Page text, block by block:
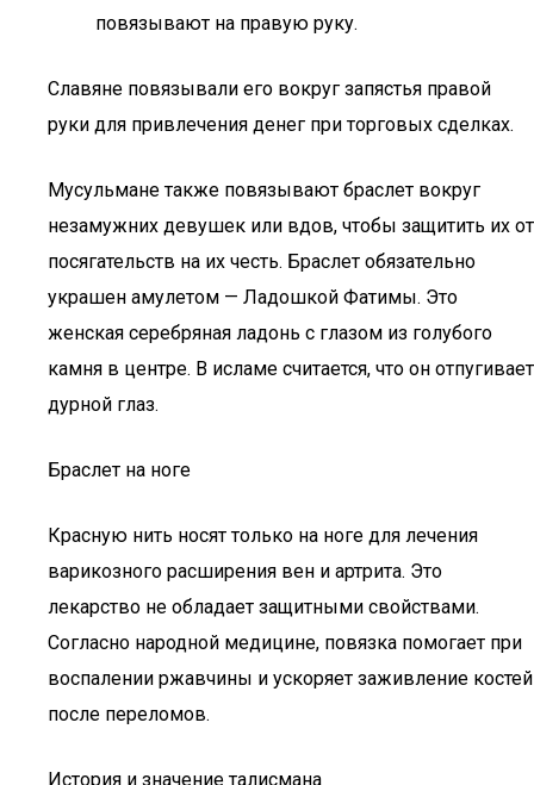
повязывают на правую руку.
Славяне повязывали его вокруг запястья правой
руки для привлечения денег при торговых сделках.
Мусульмане также повязывают браслет вокруг
незамужних девушек или вдов, чтобы защитить их от
посягательств на их честь. Браслет обязательно
украшен амулетом — Ладошкой Фатимы. Это
женская серебряная ладонь с глазом из голубого
камня в центре. В исламе считается, что он отпугивает
дурной глаз.
Браслет на ноге
Красную нить носят только на ноге для лечения
варикозного расширения вен и артрита. Это
лекарство не обладает защитными свойствами.
Согласно народной медицине, повязка помогает при
воспалении ржавчины и ускоряет заживление костей
после переломов.
История и значение талисмана